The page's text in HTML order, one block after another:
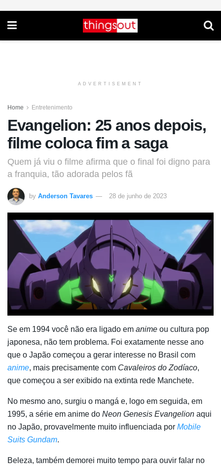
ADVERTISEMENT
Home Entretenimento
Evangelion: 25 anos depois,
filme coloca fim a saga
Quem já viu o filme afirma que o final foi digno para
a franquia, tão adorada pelos fã
by Anderson Tavares 28 de junho de 2023
Se em 1994 você não era ligado em anime ou cultura pop
japonesa, não tem problema. Foi exatamente nesse ano
que o Japão começou a gerar interesse no Brasil com
anime, mais precisamente com Cavaleiros do Zodíaco,
que começou a ser exibido na extinta rede Manchete.
No mesmo ano, surgiu o mangá e, logo em seguida, em
1995, a série em anime do Neon Genesis Evangelion aqui
no Japão, provavelmente muito influenciada por Mobile
Suits Gundam.
Beleza, também demorei muito tempo para ouvir falar no